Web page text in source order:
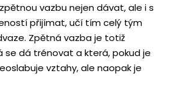
vazbu nejen dávat, ale i s
přijímat, učí tím celý tým
Zpětná vazba je totiž
se dá trénovat a která, pokud je
vztahy, ale naopak je